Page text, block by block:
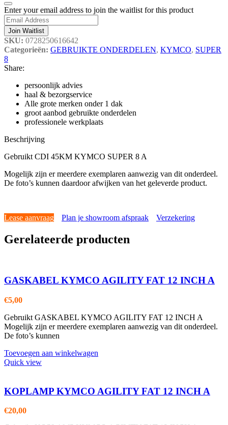
Dismiss
notification
Enter your email address to join the waitlist for this product
Join Waitlist
SKU: 0728250616642
Categorieën: GEBRUIKTE ONDERDELEN, KYMCO, SUPER
8
Share:
persoonlijk advies
haal & bezorgservice
Alle grote merken onder 1 dak
groot aanbod gebruikte onderdelen
professionele werkplaats
Beschrijving
Gebruikt CDI 45KM KYMCO SUPER 8 A
Mogelijk zijn er meerdere exemplaren aanwezig van dit onderdeel.
De foto’s kunnen daardoor afwijken van het geleverde product.
Lease aanvraag Plan je showroom afspraak Verzekering
Gerelateerde producten
GASKABEL KYMCO AGILITY FAT 12 INCH A
€5,00
Gebruikt GASKABEL KYMCO AGILITY FAT 12 INCH A
Mogelijk zijn er meerdere exemplaren aanwezig van dit onderdeel.
De foto’s kunnen
Toevoegen aan winkelwagen
Quick view
KOPLAMP KYMCO AGILITY FAT 12 INCH A
€20,00